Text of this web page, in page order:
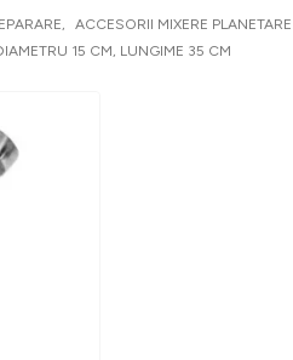
,
ACCESORII MIXERE PLANETARE
15 CM, LUNGIME 35 CM